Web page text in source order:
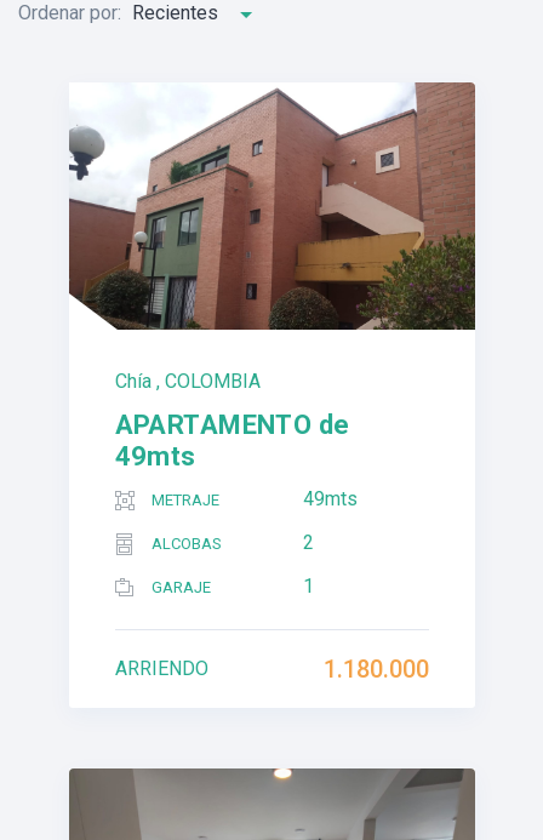
Ordenar por: Recientes
Chía , COLOMBIA
APARTAMENTO de
49mts
METRAJE 49mts
ALCOBAS 2
GARAJE 1
1.180.000
ARRIENDO